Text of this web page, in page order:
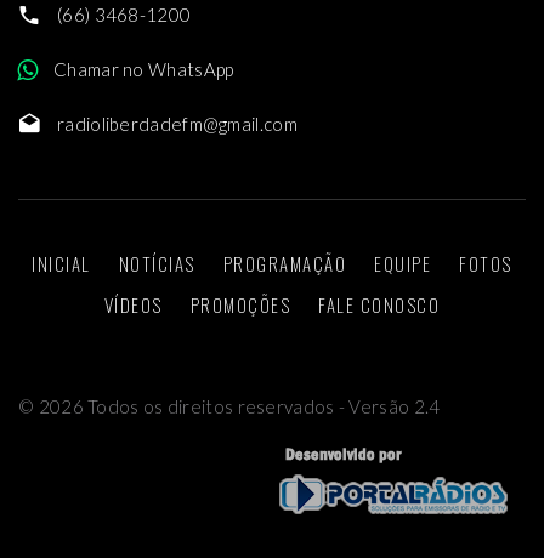
(66) 3468-1200
Chamar no WhatsApp
radioliberdadefm@gmail.com
INICIAL NOTÍCIAS PROGRAMAÇÃO EQUIPE
FOTOS
VÍDEOS
PROMOÇÕES FALE CONOSCO
© 2026 Todos os direitos reservados - Versão 2.4